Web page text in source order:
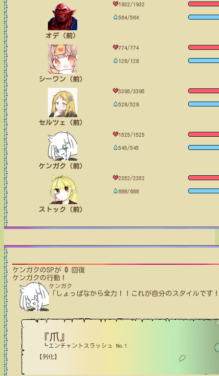
オデ（前）
1932/1932
564/564
シーワン（前）
774/774
128/128
セルツェ（前）
3395/3395
528/528
ケンガク（前）
1525/1525
545/545
ストック（前）
2352/2352
688/688
ケンガク のSPが 0 回復
ケンガク の行動！
ケンガク
「しょっぱなから全力！！これが自分のスタイルです
『爪』
┗エンチャントスラッシュ No.1
【列化】